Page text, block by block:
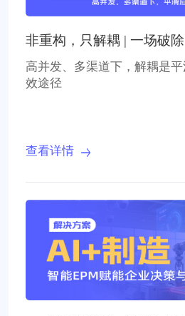
非重构，只解耦 | 一场破
务革命
高并发、多渠道下，解耦是
效途径
查看详情